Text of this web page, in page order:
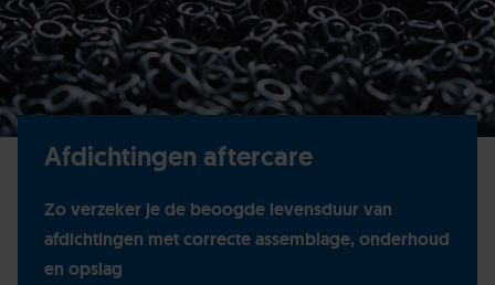
Afdichtingen aftercare
Zo verzeker je de beoogde levensduur van
afdichtingen met correcte assemblage, onderhoud
en opslag